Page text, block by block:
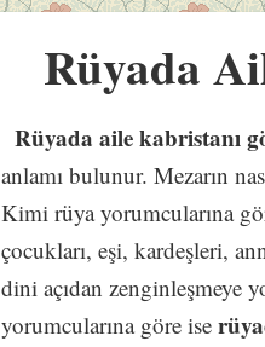
Rüyada
Rüyada aile kabristanı
anlamı bulunur. Mezarın
Kimi rüya yorumcularına
çocukları, eşi, kardeşleri,
dini açıdan zenginleşmeye
yorumcularına göre ise